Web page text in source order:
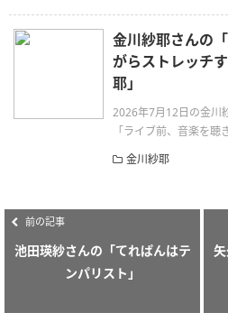
金川紗耶さんの
がらストレッチ
耶」
2026年7月12日の金川
「ライブ前、音楽を聴
金川紗耶
前の記事
池田瑛紗さんの「てれぱんはテ
ンパリスト」